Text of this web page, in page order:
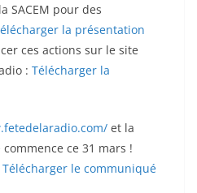
SACEM pour des
la présentation
ces actions sur le site
: Télécharger la
et la
ce 31 mars !
Télécharger le communiqué